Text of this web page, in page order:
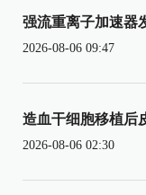
强流重离子加速器
2026-08-06 09:47
造血干细胞移植后
2026-08-06 02:30